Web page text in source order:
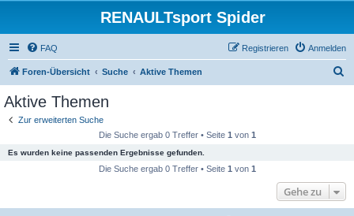
RENAULTsport Spider
FAQ Anmelden
Registrieren
Foren-Übersicht Suche Aktive Themen
Aktive Themen
Zur erweiterten Suche
Die Suche ergab 0 Treffer • Seite 1 von 1
Es wurden keine passenden Ergebnisse gefunden.
Die Suche ergab 0 Treffer • Seite 1 von 1
Gehe zu